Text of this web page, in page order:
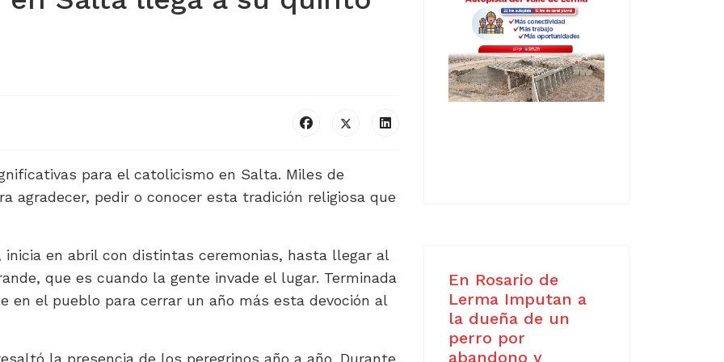
para el catolicismo en Salta. Miles de
agradecer, pedir o conocer esta tradición religiosa que
en abril con distintas ceremonias, hasta llegar al
que es cuando la gente invade el lugar. Terminada
en el pueblo para cerrar un año más esta devoción al
En Rosario de
Lerma Imputan a
la dueña de un
perro por
abandono y